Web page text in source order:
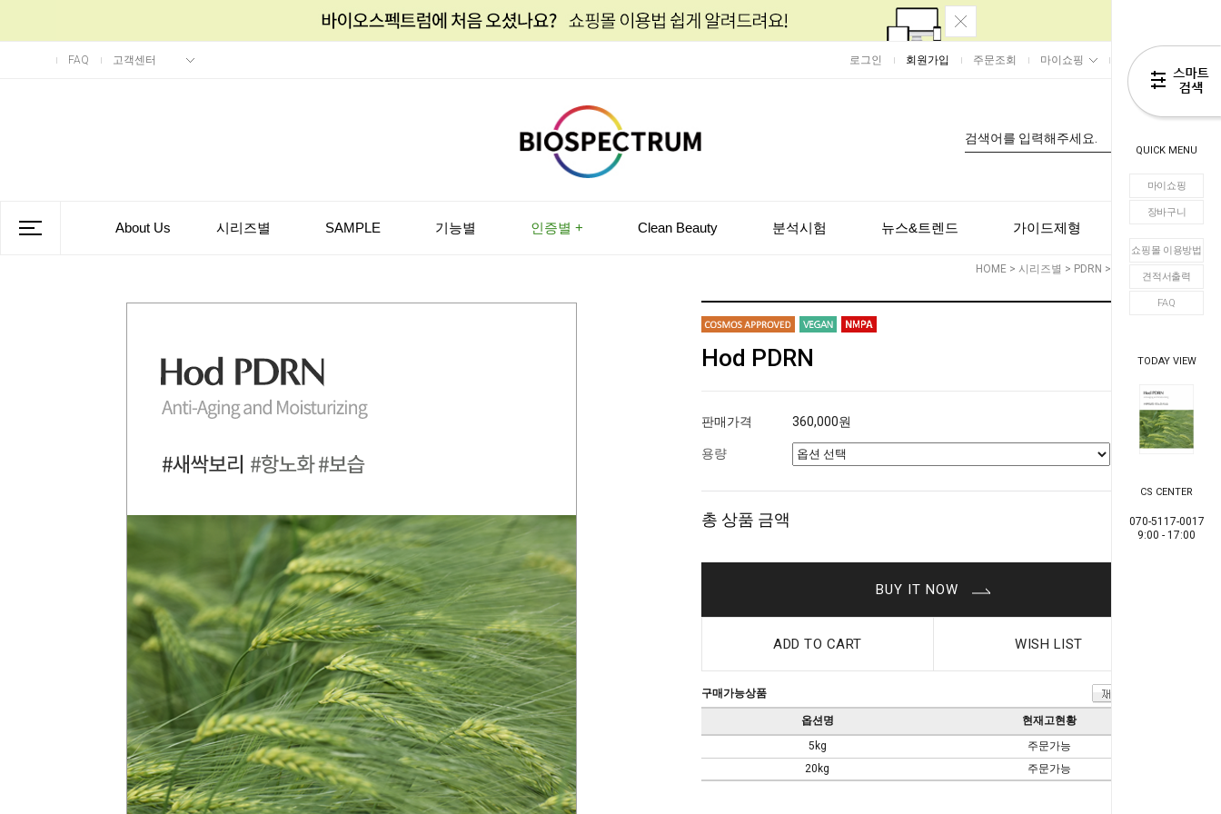
QUICK MENU
마이쇼핑
장바구니
쇼핑몰 이용방법
견적서출력
FAQ
TODAY VIEW
CS CENTER
070-5117-0017
9:00 - 17:00
FAQ 고객센터 로그인 회원가입 주문조회 마이쇼핑 장바구니
About Us 시리즈별 SAMPLE 기능별 인증별 + Clean Beauty 분석시험 뉴스&트렌드 가이드제형
HOME > 시리즈별 > PDRN > Hod PDRN
Hod PDRN
판매가격 360,000원
용량
총 상품 금액 0원
BUY IT NOW
ADD TO CART WISH LIST
구매가능상품
옵션명
현재고현황
5kg
주문가능
20kg
주문가능